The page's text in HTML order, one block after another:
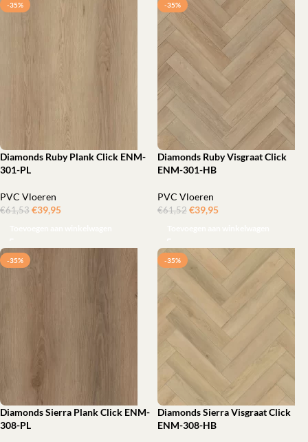
-35%
Diamonds Ruby Plank Click ENM-
301-PL
PVC Vloeren
€61,53 €39,95
-35%
Diamonds Ruby Visgraat Click
ENM-301-HB
PVC Vloeren
€61,52 €39,95
-35%
Diamonds Sierra Plank Click ENM-
308-PL
-35%
Diamonds Sierra Visgraat Click
ENM-308-HB